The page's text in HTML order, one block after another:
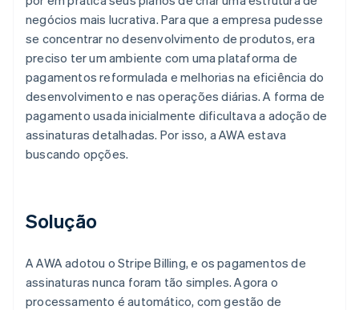
negócios mais lucrativa. Para que a empresa pudesse
se concentrar no desenvolvimento de produtos, era
preciso ter um ambiente com uma plataforma de
pagamentos reformulada e melhorias na eficiência do
desenvolvimento e nas operações diárias. A forma de
pagamento usada inicialmente dificultava a adoção de
assinaturas detalhadas. Por isso, a AWA estava
buscando opções.
Solução
A AWA adotou o Stripe Billing, e os pagamentos de
assinaturas nunca foram tão simples. Agora o
processamento é automático, com gestão de